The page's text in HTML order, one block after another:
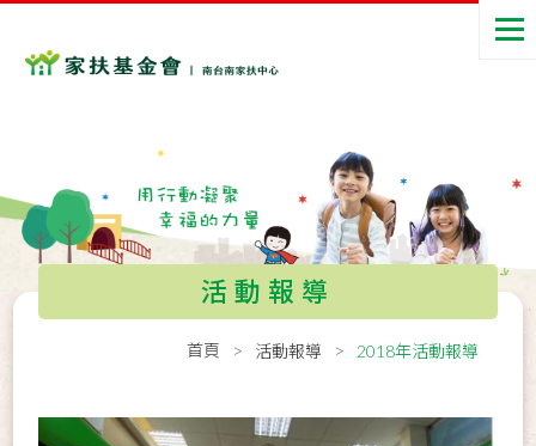
活動報導
首頁 活動報導 2018年活動報導